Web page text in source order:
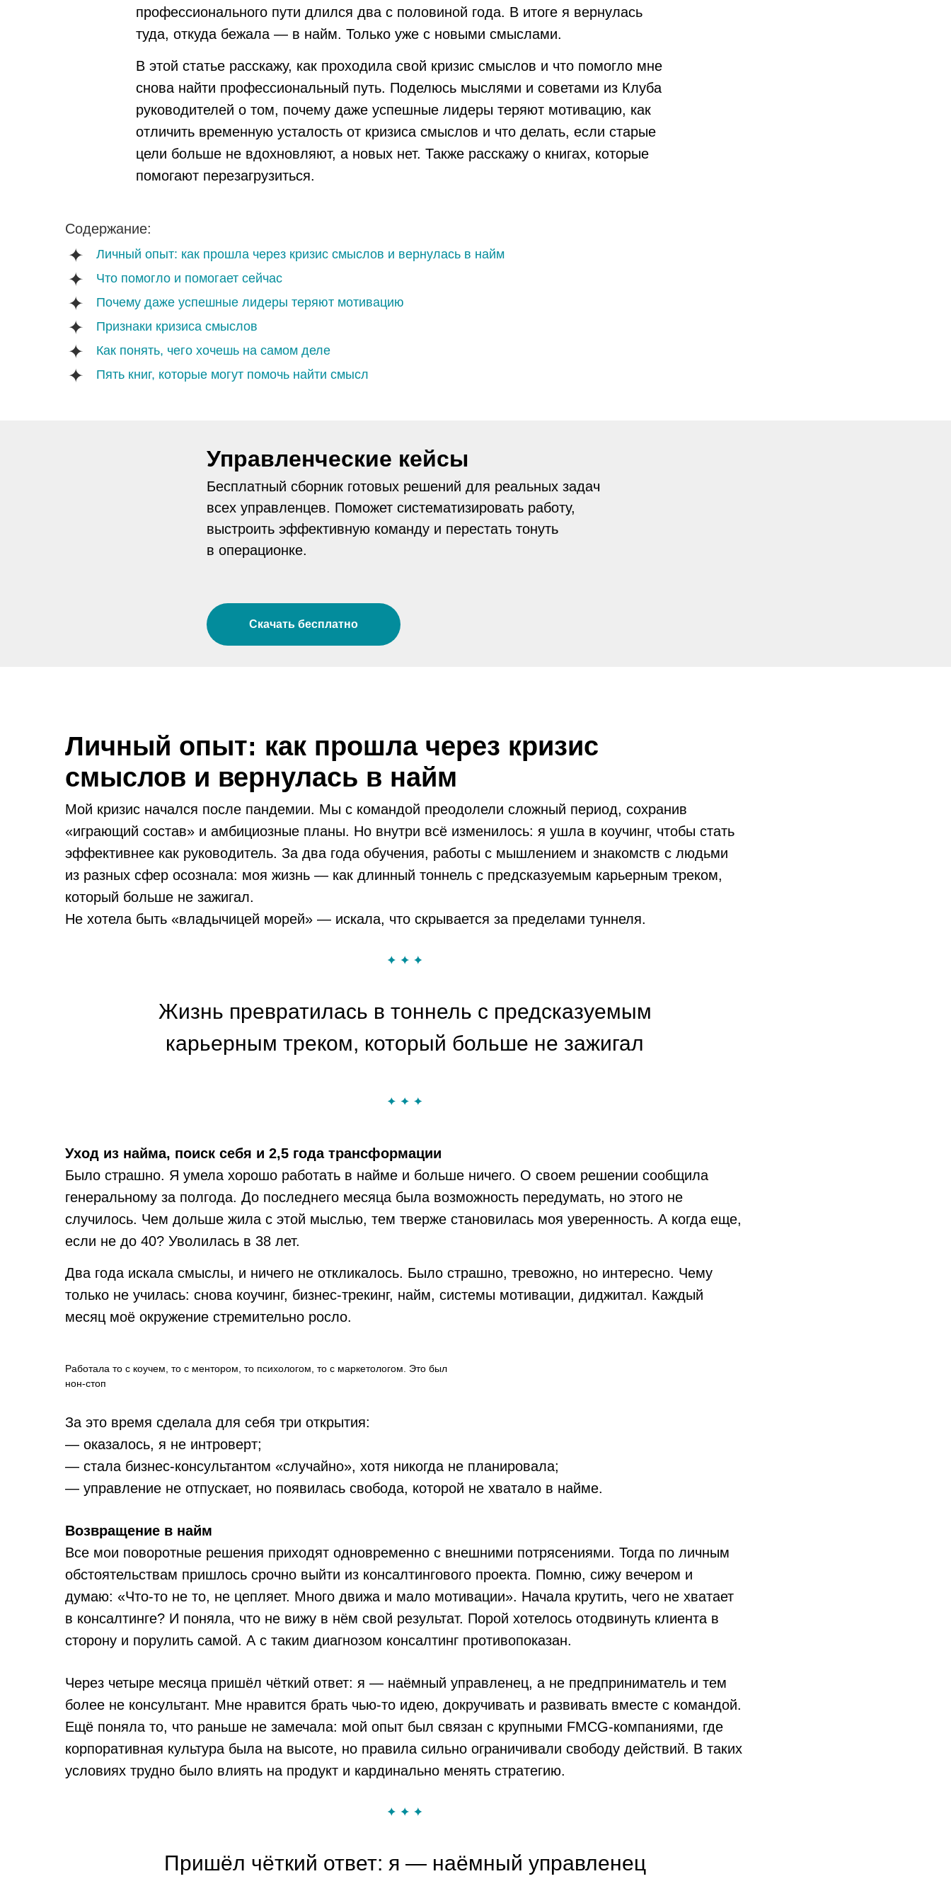
профессионального пути длился два с половиной года. В итоге я вернулась
туда, откуда бежала — в найм. Только уже с новыми смыслами.
В этой статье расскажу, как проходила свой кризис смыслов и что помогло мне
снова найти профессиональный путь. Поделюсь мыслями и советами из Клуба
руководителей о том, почему даже успешные лидеры теряют мотивацию, как
отличить временную усталость от кризиса смыслов и что делать, если старые
цели больше не вдохновляют, а новых нет. Также расскажу о книгах, которые
помогают перезагрузиться.
Содержание:
Личный опыт: как прошла через кризис смыслов и вернулась в найм
Что помогло и помогает сейчас
Почему даже успешные лидеры теряют мотивацию
Признаки кризиса смыслов
Как понять, чего хочешь на самом деле
Пять книг, которые могут помочь найти смысл
Управленческие кейсы
Бесплатный сборник готовых решений для реальных задач
всех управленцев. Поможет систематизировать работу,
выстроить эффективную команду и перестать тонуть
в операционке.
Скачать бесплатно
Личный опыт: как прошла через кризис
смыслов и вернулась в найм
Мой кризис начался после пандемии. Мы с командой преодолели сложный период, сохранив
«играющий состав» и амбициозные планы. Но внутри всё изменилось: я ушла в коучинг, чтобы стать
эффективнее как руководитель. За два года обучения, работы с мышлением и знакомств с людьми
из разных сфер осознала: моя жизнь — как длинный тоннель с предсказуемым карьерным треком,
который больше не зажигал.
Не хотела быть «владычицей морей» — искала, что скрывается за пределами туннеля.
Жизнь превратилась в тоннель с предсказуемым
карьерным треком, который больше не зажигал
Уход из найма, поиск себя и 2,5 года трансформации
Было страшно. Я умела хорошо работать в найме и больше ничего. О своем решении сообщила
генеральному за полгода. До последнего месяца была возможность передумать, но этого не
случилось. Чем дольше жила с этой мыслью, тем тверже становилась моя уверенность. А когда еще,
если не до 40? Уволилась в 38 лет.
Два года искала смыслы, и ничего не откликалось. Было страшно, тревожно, но интересно. Чему
только не училась: снова коучинг, бизнес-трекинг, найм, системы мотивации, диджитал. Каждый
месяц моё окружение стремительно росло.
Работала то с коучем, то с ментором, то психологом, то с маркетологом. Это был
нон-стоп
За это время сделала для себя три открытия:
— оказалось, я не интроверт;
— стала бизнес-консультантом «случайно», хотя никогда не планировала;
— управление не отпускает, но появилась свобода, которой не хватало в найме.
Возвращение в найм
Все мои поворотные решения приходят одновременно с внешними потрясениями. Тогда по личным
обстоятельствам пришлось срочно выйти из консалтингового проекта. Помню, сижу вечером и
думаю: «Что-то не то, не цепляет. Много движа и мало мотивации». Начала крутить, чего не хватает
в консалтинге? И поняла, что не вижу в нём свой результат. Порой хотелось отодвинуть клиента в
сторону и порулить самой. А с таким диагнозом консалтинг противопоказан.
Через четыре месяца пришёл чёткий ответ: я — наёмный управленец, а не предприниматель и тем
более не консультант. Мне нравится брать чью-то идею, докручивать и развивать вместе с командой.
Ещё поняла то, что раньше не замечала: мой опыт был связан с крупными FMCG-компаниями, где
корпоративная культура была на высоте, но правила сильно ограничивали свободу действий. В таких
условиях трудно было влиять на продукт и кардинально менять стратегию.
Пришёл чёткий ответ: я — наёмный управленец